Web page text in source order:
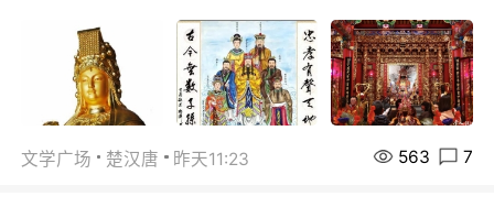
文学广场 楚汉唐 昨天11:23 563 7